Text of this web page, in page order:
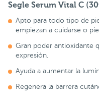
Segle Serum Vital C
Apto para todo tipo de
empiezan a cuidarse o
Gran poder antioxidante
expresión.
Ayuda a aumentar la
Regenera la barrera